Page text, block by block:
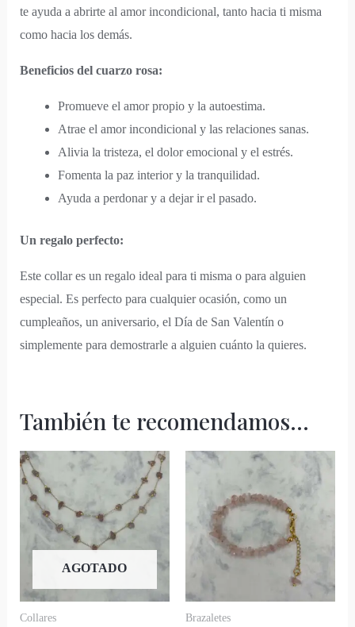
te ayuda a abrirte al amor incondicional, tanto hacia ti misma
como hacia los demás.
Beneficios del cuarzo rosa:
Promueve el amor propio y la autoestima.
Atrae el amor incondicional y las relaciones sanas.
Alivia la tristeza, el dolor emocional y el estrés.
Fomenta la paz interior y la tranquilidad.
Ayuda a perdonar y a dejar ir el pasado.
Un regalo perfecto:
Este collar es un regalo ideal para ti misma o para alguien
especial. Es perfecto para cualquier ocasión, como un
cumpleaños, un aniversario, el Día de San Valentín o
simplemente para demostrarle a alguien cuánto la quieres.
También te recomendamos…
AGOTADO
Collares Brazaletes